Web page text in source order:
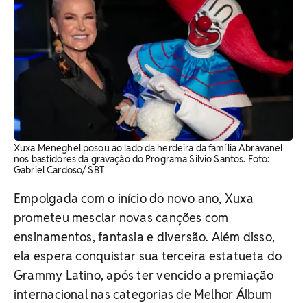
Xuxa Meneghel posou ao lado da herdeira da família Abravanel
nos bastidores da gravação do Programa Silvio Santos. Foto:
Gabriel Cardoso/ SBT
Empolgada com o início do novo ano, Xuxa
prometeu mesclar novas canções com
ensinamentos, fantasia e diversão. Além disso,
ela espera conquistar sua terceira estatueta do
Grammy Latino, após ter vencido a premiação
internacional nas categorias de Melhor Álbum